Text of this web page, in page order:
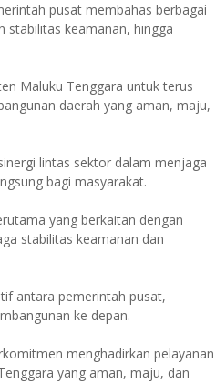
pusat membahas berbagai
stabilitas keamanan, hingga
Maluku Tenggara untuk terus
daerah yang aman, maju,
lintas sektor dalam menjaga
bagi masyarakat.
yang berkaitan dengan
stabilitas keamanan dan
antara pemerintah pusat,
ke depan.
menghadirkan pelayanan
yang aman, maju, dan